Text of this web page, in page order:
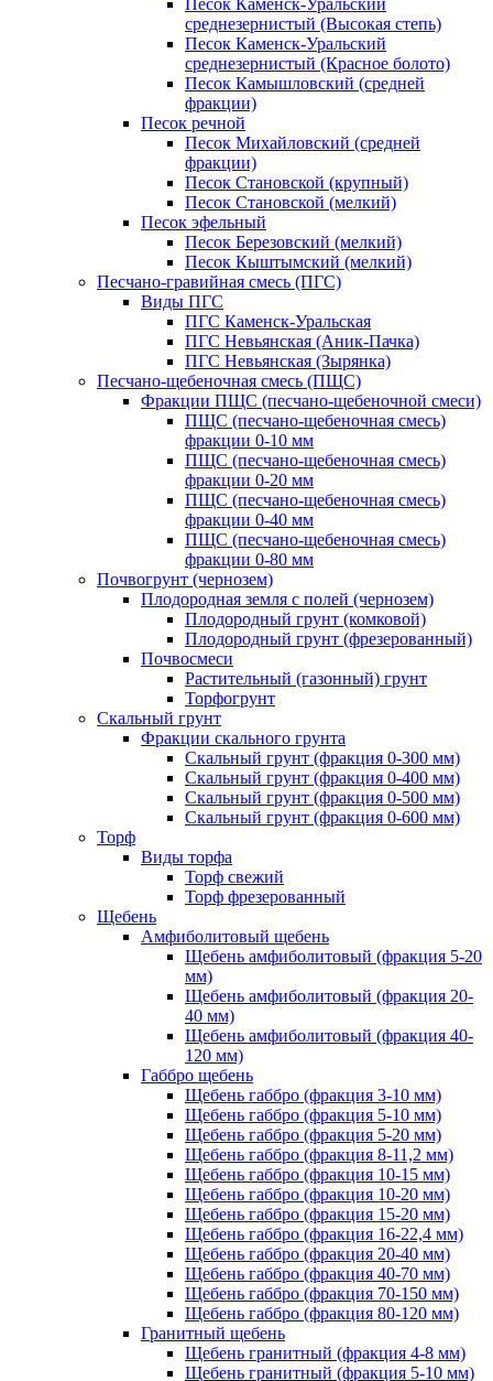
Песок Каменск-Уральский
среднезернистый (Высокая степь)
Песок Каменск-Уральский
среднезернистый (Красное болото)
Песок Камышловский (средней
фракции)
Песок речной
Песок Михайловский (средней
фракции)
Песок Становской (крупный)
Песок Становской (мелкий)
Песок эфельный
Песок Березовский (мелкий)
Песок Кыштымский (мелкий)
Песчано-гравийная смесь (ПГС)
Виды ПГС
ПГС Каменск-Уральская
ПГС Невьянская (Аник-Пачка)
ПГС Невьянская (Зырянка)
Песчано-щебеночная смесь (ПЩС)
Фракции ПЩС (песчано-щебеночной смеси)
ПЩС (песчано-щебеночная смесь)
фракции 0-10 мм
ПЩС (песчано-щебеночная смесь)
фракции 0-20 мм
ПЩС (песчано-щебеночная смесь)
фракции 0-40 мм
ПЩС (песчано-щебеночная смесь)
фракции 0-80 мм
Почвогрунт (чернозем)
Плодородная земля с полей (чернозем)
Плодородный грунт (комковой)
Плодородный грунт (фрезерованный)
Почвосмеси
Растительный (газонный) грунт
Торфогрунт
Скальный грунт
Фракции скального грунта
Скальный грунт (фракция 0-300 мм)
Скальный грунт (фракция 0-400 мм)
Скальный грунт (фракция 0-500 мм)
Скальный грунт (фракция 0-600 мм)
Торф
Виды торфа
Торф свежий
Торф фрезерованный
Щебень
Амфиболитовый щебень
Щебень амфиболитовый (фракция 5-20
мм)
Щебень амфиболитовый (фракция 20-
40 мм)
Щебень амфиболитовый (фракция 40-
120 мм)
Габбро щебень
Щебень габбро (фракция 3-10 мм)
Щебень габбро (фракция 5-10 мм)
Щебень габбро (фракция 5-20 мм)
Щебень габбро (фракция 8-11,2 мм)
Щебень габбро (фракция 10-15 мм)
Щебень габбро (фракция 10-20 мм)
Щебень габбро (фракция 15-20 мм)
Щебень габбро (фракция 16-22,4 мм)
Щебень габбро (фракция 20-40 мм)
Щебень габбро (фракция 40-70 мм)
Щебень габбро (фракция 70-150 мм)
Щебень габбро (фракция 80-120 мм)
Гранитный щебень
Щебень гранитный (фракция 4-8 мм)
Щебень гранитный (фракция 5-10 мм)